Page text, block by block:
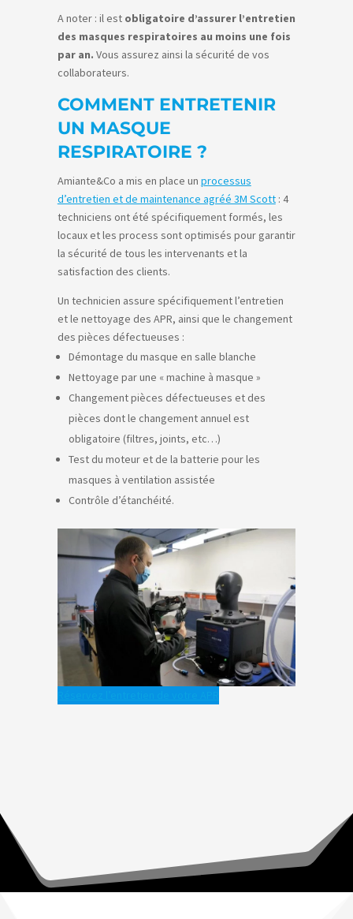
A noter : il est obligatoire d’assurer l’entretien
des masques respiratoires au moins une fois
par an. Vous assurez ainsi la sécurité de vos
collaborateurs.
COMMENT ENTRETENIR
UN MASQUE
RESPIRATOIRE ?
Amiante&Co a mis en place un processus
d’entretien et de maintenance agréé 3M Scott: 4
techniciens ont été spécifiquement formés, les
locaux et les process sont optimisés pour garantir
la sécurité de tous les intervenants et la
satisfaction des clients.
Un technicien assure spécifiquement l’entretien
et le nettoyage des APR, ainsi que le changement
des pièces défectueuses :
Démontage du masque en salle blanche
Nettoyage par une « machine à masque »
Changement pièces défectueuses et des
pièces dont le changement annuel est
obligatoire (filtres, joints, etc…)
Test du moteur et de la batterie pour les
masques à ventilation assistée
Contrôle d’étanchéité.